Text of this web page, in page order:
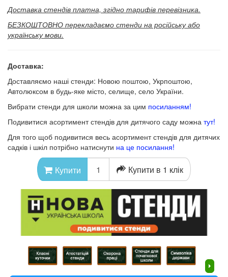
Доставка стендів платна, згідно тарифів перевізника.
БЕЗКОШТОВНО перекладаємо стенди на російську або
українську мови.
Доставка:
Доставляємо наші стенди: Новою поштою, Укрпоштою,
Автолюксом в будь-яке місто, селище, село України.
Вибрати стенди для школи можна за цим посиланням!
Подивитися асортимент стендів для дитячого саду можна тут!
Для того щоб подивитися весь асортимент стендів для дитячих
садків і шкіл потрібно натиснути на це посилання!
Купити Купити в 1 клік